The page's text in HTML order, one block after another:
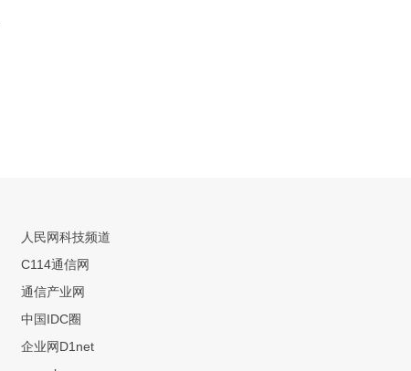
人民网科技频道
C114通信网
通信产业网
中国IDC圈
企业网D1net